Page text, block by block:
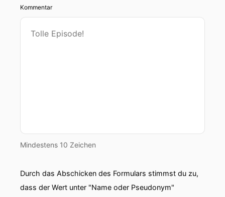
Kommentar
Mindestens 10 Zeichen
Durch das Abschicken des Formulars stimmst du zu,
dass der Wert unter "Name oder Pseudonym"